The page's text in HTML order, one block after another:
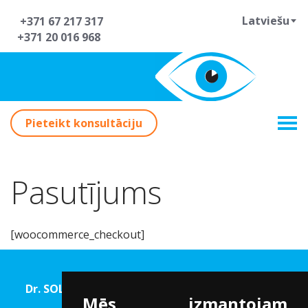
+371 67 217 317
+371 20 016 968
Latviešu
Pieteikt konsultāciju
Pasutījums
[woocommerce_checkout]
Dr. SOLOMATINA Acu rehabilitācijas un Redzes
korekcijas centrs